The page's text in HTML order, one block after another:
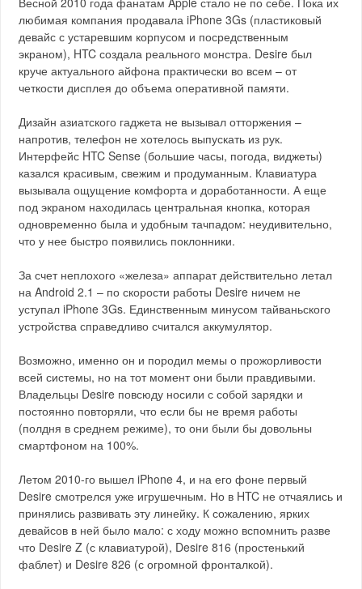
любимая компания продавала iPhone 3Gs (пластиковый
девайс с устаревшим корпусом и посредственным
экраном), HTC создала реального монстра. Desire был
круче актуального айфона практически во всем – от
четкости дисплея до объема оперативной памяти.
Дизайн азиатского гаджета не вызывал отторжения –
напротив, телефон не хотелось выпускать из рук.
Интерфейс HTC Sense (большие часы, погода, виджеты)
казался красивым, свежим и продуманным. Клавиатура
вызывала ощущение комфорта и доработанности. А еще
под экраном находилась центральная кнопка, которая
одновременно была и удобным тачпадом: неудивительно,
что у нее быстро появились поклонники.
За счет неплохого «железа» аппарат действительно летал
на Android 2.1 – по скорости работы Desire ничем не
уступал iPhone 3Gs. Единственным минусом тайваньского
устройства справедливо считался аккумулятор.
Возможно, именно он и породил мемы о прожорливости
всей системы, но на тот момент они были правдивыми.
Владельцы Desire повсюду носили с собой зарядки и
постоянно повторяли, что если бы не время работы
(полдня в среднем режиме), то они были бы довольны
смартфоном на 100%.
Летом 2010-го вышел iPhone 4, и на его фоне первый
Desire смотрелся уже игрушечным. Но в HTC не отчаялись и
принялись развивать эту линейку. К сожалению, ярких
девайсов в ней было мало: с ходу можно вспомнить разве
что Desire Z (с клавиатурой), Desire 816 (простенький
фаблет) и Desire 826 (с огромной фронталкой).